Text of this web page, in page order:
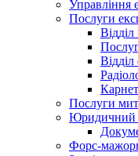
Управління
Послуги
Відділ
Послуги
Юридичний
Форс-